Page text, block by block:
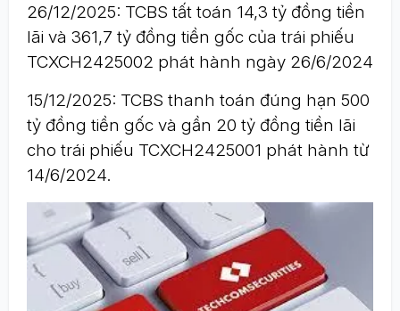
26/12/2025: TCBS tất toán 14,3 tỷ đồng tiền
lãi và 361,7 tỷ đồng tiền gốc của trái phiếu
TCXCH2425002 phát hành ngày 26/6/2024
15/12/2025: TCBS thanh toán đúng hạn 500
tỷ đồng tiền gốc và gần 20 tỷ đồng tiền lãi
cho trái phiếu TCXCH2425001 phát hành từ
14/6/2024.